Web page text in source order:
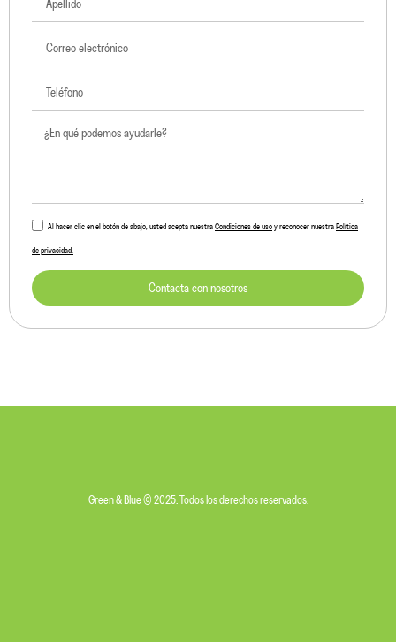
Al hacer clic en el botón de abajo, usted acepta nuestra Condiciones de uso y reconocer nuestra Política
de privacidad.
Contacta con nosotros
Green & Blue © 2025. Todos los derechos reservados.